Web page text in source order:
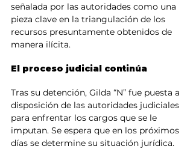
señalada por las autoridades como una
pieza clave en la triangulación de los
recursos presuntamente obtenidos de
manera ilícita.
El proceso judicial continúa
Tras su detención, Gilda “N” fue puesta a
disposición de las autoridades judiciales
para enfrentar los cargos que se le
imputan. Se espera que en los próximos
días se determine su situación jurídica.